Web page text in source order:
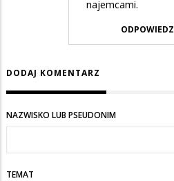
najemcami.
ODPOWIEDZ
DODAJ KOMENTARZ
NAZWISKO LUB PSEUDONIM
TEMAT